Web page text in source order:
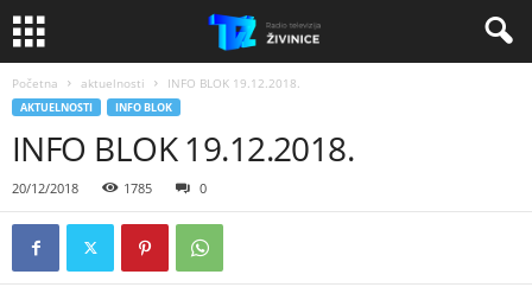
Početna aktuelnosti INFO BLOK 19.12.2018.
AKTUELNOSTI INFO BLOK
INFO BLOK 19.12.2018.
20/12/2018 1785 0